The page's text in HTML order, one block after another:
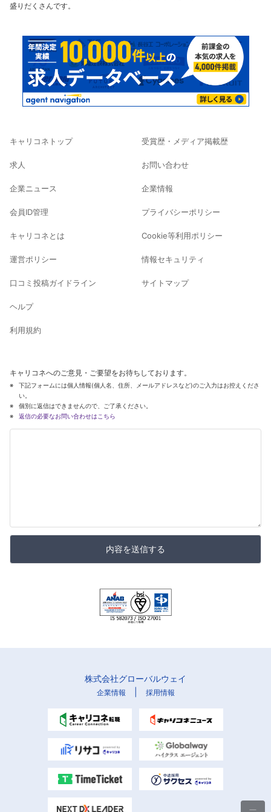
盛りだくさんです。
キャリコネトップ
求人
企業ニュース
会員ID管理
キャリコネとは
運営ポリシー
口コミ投稿ガイドライン
ヘルプ
利用規約
受賞歴・メディア掲載歴
お問い合わせ
企業情報
プライバシーポリシー
Cookie等利用ポリシー
情報セキュリティ
サイトマップ
キャリコネへのご意見・ご要望をお待ちしております。
下記フォームには個人情報(個人名、住所、メールアドレスなど)のご入力はお控えくださ
い。
個別に返信はできませんので、ご了承ください。
返信の必要なお問い合わせはこちら
内容を送信する
株式会社グローバルウェイ
企業情報 採用情報